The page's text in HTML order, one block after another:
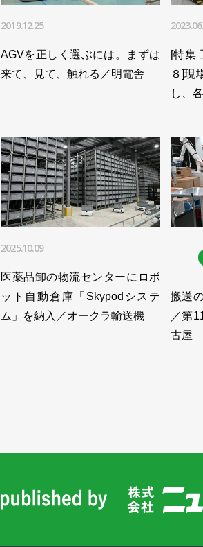
2019.12.25
AGVを正しく選ぶには。まずは
来て、見て、触れる／明電舎
[特集
８]現
し、
2025.10.09
医薬品卸の物流センターにロボ
ット自動倉庫「Skypodシステ
ム」を納入／オークラ輸送機
搬送
／第
古屋